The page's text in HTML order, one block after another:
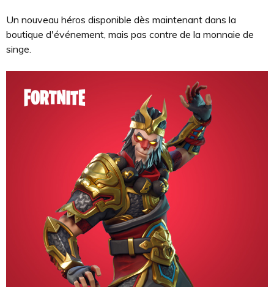
Un nouveau héros disponible dès maintenant dans la
boutique d'événement, mais pas contre de la monnaie de
singe.